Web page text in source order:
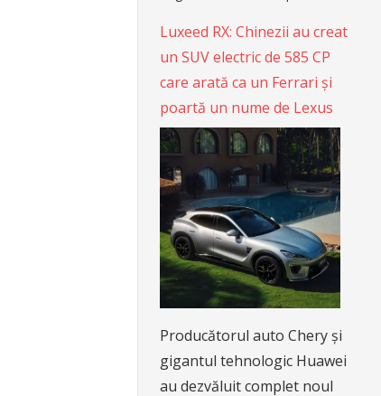
Luxeed RX: Chinezii au creat
un SUV electric de 585 CP
care arată ca un Ferrari și
poartă un nume de Lexus
Producătorul auto Chery și
gigantul tehnologic Huawei
au dezvăluit complet noul